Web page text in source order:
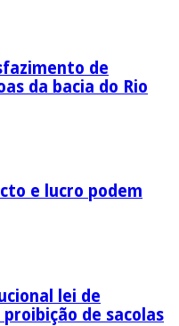
de
da bacia do Rio
e lucro podem
lei de
de sacolas